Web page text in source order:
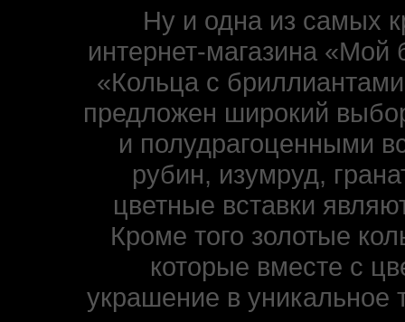
Ну и одна из самых
интернет-магазина «Мой
«Кольца с
предложен широкий
и полудрагоценными
рубин, изумруд,
цветные вставки
Кроме того золотые
которые вместе с
украшение в уникальное